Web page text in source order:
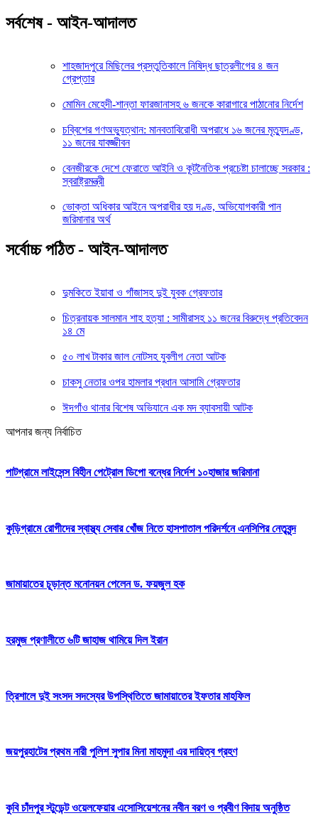
সর্বশেষ - আইন-আদালত
শাহজাদপুরে মিছিলের প্রস্তুতিকালে নিষিদ্ধ ছাত্রলীগের ৪ জন
গ্রেপ্তার
মোমিন মেহেদী-শান্তা ফারজানাসহ ৬ জনকে কারাগারে পাঠানোর নির্দেশ
চব্বিশের গণঅভ্যুত্থান: মানবতাবিরোধী অপরাধে ১৬ জনের মৃত্যুদণ্ড,
১১ জনের যাবজ্জীবন
বেনজীরকে দেশে ফেরাতে আইনি ও কূটনৈতিক প্রচেষ্টা চালাচ্ছে সরকার :
স্বরাষ্ট্রমন্ত্রী
ভোক্তা অধিকার আইনে অপরাধীর হয় দণ্ড, অভিযোগকারী পান
জরিমানার অর্থ
সর্বোচ্চ পঠিত - আইন-আদালত
দুমকিতে ইয়াবা ও গাঁজাসহ দুই যুবক গ্রেফতার
চিত্রনায়ক সালমান শাহ হত্যা : সামীরাসহ ১১ জনের বিরুদ্ধে প্রতিবেদন
১৪ মে
৫০ লাখ টাকার জাল নোটসহ যুবলীগ নেতা আটক
চাকসু নেতার ওপর হামলার প্রধান আসামি গ্রেফতার
ঈদগাঁও থানার বিশেষ অভিযানে এক মদ ব্যাবসায়ী আটক
আপনার জন্য নির্বাচিত
পাটগ্রামে লাইসেন্স বিহীন পেট্রোল ডিপো বন্ধের নির্দেশ ১০হাজার জরিমানা
কুড়িগ্রামে রোগীদের স্বাস্থ্য সেবার খোঁজ নিতে হাসপাতাল পরিদর্শনে এনসিপির নেতৃবৃন্দ
জামায়াতের চূড়ান্ত মনোনয়ন পেলেন ড. ফয়জুল হক
হরমুজ প্রণালীতে ৬টি জাহাজ থামিয়ে দিল ইরান
ত্রিশালে দুই সংসদ সদস্যের উপস্থিতিতে জামায়াতের ইফতার মাহফিল
জয়পুরহাটের প্রথম নারী পুলিশ সুপার মিনা মাহমুদা এর দায়িত্ব গ্রহণ
কুবি চাঁদপুর স্টুডেন্ট ওয়েলফেয়ার এসোসিয়েশনের নবীন বরণ ও প্রবীণ বিদায় অনুষ্ঠিত